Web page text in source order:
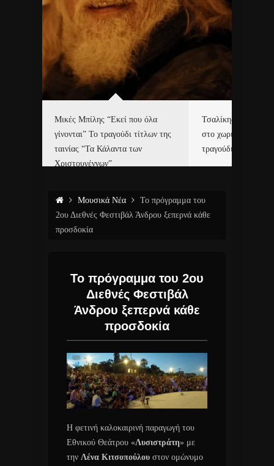
Μικές Μπίλης “Εκεί που όλα
γίνονται” Το τραγούδι τίτλων της
ταινίας “Τα Κάλαντα των
Χριστουγέννων”
Τσαλίκης,
στο χωριό του Άι
τραγούδι και video
Μουσικά Νέα
Το πρόγραμμα του
2ου Διεθνές Φεστιβάλ Άνδρου ξεπερνά κάθε
προσδοκία
Το πρόγραμμα του 2ου
Διεθνές Φεστιβάλ
Άνδρου ξεπερνά κάθε
προσδοκία
Η φετινή καλοκαιρινή παραγωγή του
Εθνικού Θεάτρου «Λυσιστράτη» με
την Λένα Κιτσοπούλου στον ομώνυμο